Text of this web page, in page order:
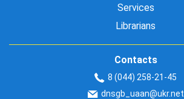
Services
Librarians
Contacts
8 (044) 258-21-45
dnsgb_uaan@ukr.net